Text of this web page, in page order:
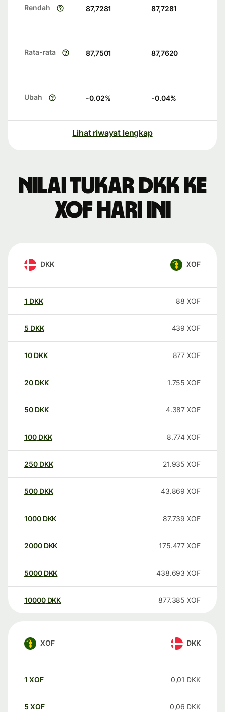
Rendah 87,7281 87,7281
Rata-rata 87,7501 87,7620
Ubah -0.02% -0.04%
Lihat riwayat lengkap
Nilai tukar DKK ke
XOF hari ini
DKK XOF
1 DKK 88 XOF
5 DKK 439 XOF
10 DKK 877 XOF
20 DKK 1.755 XOF
50 DKK 4.387 XOF
100 DKK 8.774 XOF
250 DKK 21.935 XOF
500 DKK 43.869 XOF
1000 DKK 87.739 XOF
2000 DKK 175.477 XOF
5000 DKK 438.693 XOF
10000 DKK 877.385 XOF
XOF DKK
1 XOF 0,01 DKK
5 XOF 0,06 DKK